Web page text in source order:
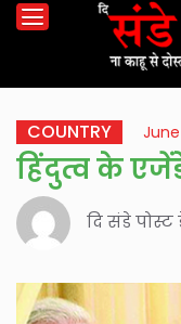
COUNTRY
हिंदुत्व के
दि संडे